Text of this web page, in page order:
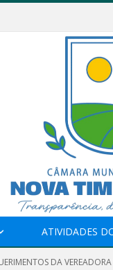
ATIVIDADES
DA